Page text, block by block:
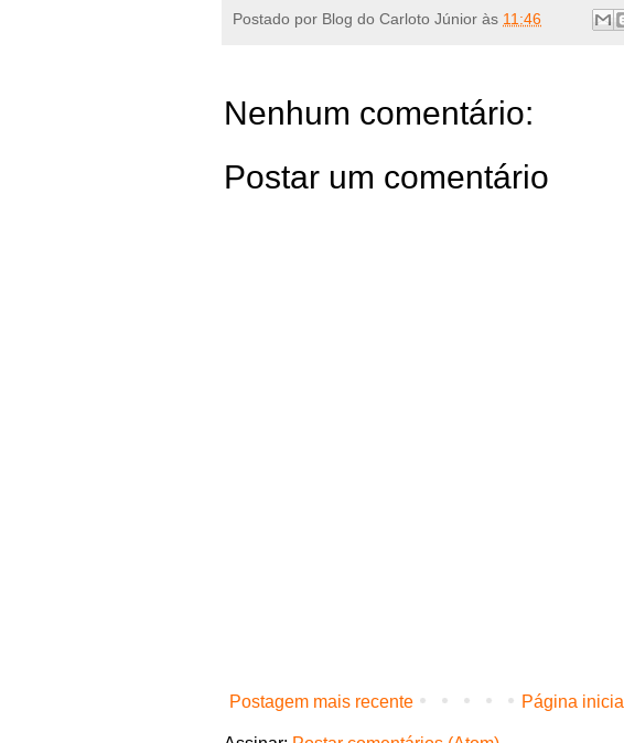
Postado por Blog do Carloto Júnior às 11:46
Nenhum comentário:
Postar um comentário
Postagem mais recente Página inicial